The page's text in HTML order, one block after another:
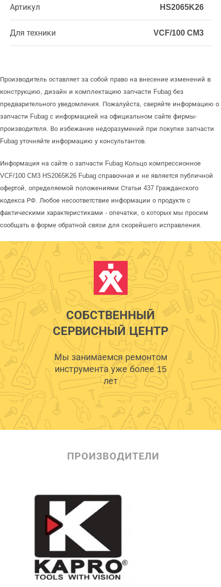
Артикул HS2065K26
Для техники VCF/100 CM3
Производитель оставляет за собой право на внесение изменений в
конструкцию, дизайн и комплектацию запчасти Fubag без
предварительного уведомления. Пожалуйста, сверяйте информацию о
запчасти Fubag с информацией на официальном сайте фирмы-
производителя. Во избежание недоразумений при покупке запчасти
Fubag уточняйте информацию у консультантов.
Информация на сайте о запчасти Fubag Кольцо компрессионное
VCF/100 CM3 HS2065K26 Fubag справочная и не является публичной
офертой, определяемой положениями Статьи 437 Гражданского
кодекса РФ. Любое несоответствие информации о продукте с
фактическими характеристиками - опечатки, о которых мы просим
сообщать в форме обратной связи для скорейшего исправления.
СОБСТВЕННЫЙ
СЕРВИСНЫЙ ЦЕНТР
Мы занимаемся ремонтом
инструмента уже более 15
лет
ПРОИЗВОДИТЕЛИ